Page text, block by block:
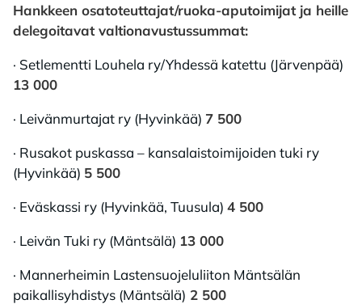
Hankkeen osatoteuttajat/ruoka-aputoimijat ja heille
delegoitavat valtionavustussummat:
· Setlementti Louhela ry/Yhdessä katettu (Järvenpää)
13 000
· Leivänmurtajat ry (Hyvinkää) 7 500
· Rusakot puskassa – kansalaistoimijoiden tuki ry
(Hyvinkää) 5 500
· Eväskassi ry (Hyvinkää, Tuusula) 4 500
· Leivän Tuki ry (Mäntsälä) 13 000
· Mannerheimin Lastensuojeluliiton Mäntsälän
paikallisyhdistys (Mäntsälä) 2 500